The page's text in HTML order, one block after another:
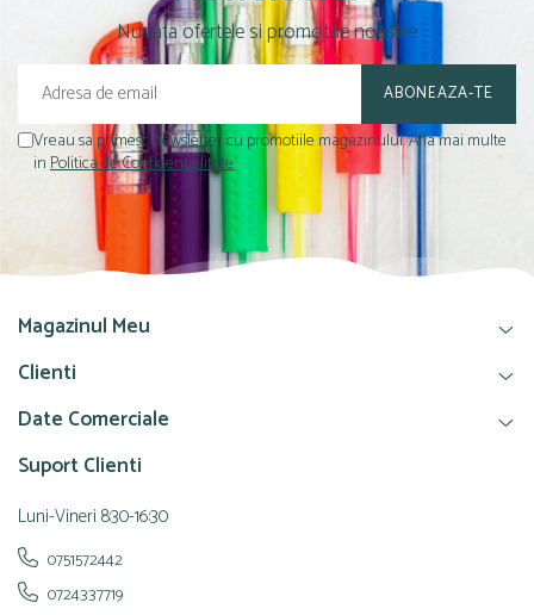
Nu rata ofertele si promotiile noastre
Vreau sa primesc newsletter cu promotiile magazinului. Afla mai multe
inPolitica de Confidentialitate
Magazinul Meu
Clienti
Date Comerciale
Suport Clienti
Luni-Vineri 8:30-16:30
0751572442
0724337719